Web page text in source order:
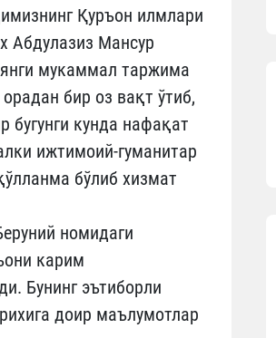
Қуръон илмлари
Абдулазиз Мансур
мукаммал таржима
бир оз вақт ўтиб,
бугунги кунда нафақат
ижтимоий-гуманитар
бўлиб хизмат
номидаги
карим
Бунинг эътиборли
доир маълумотлар